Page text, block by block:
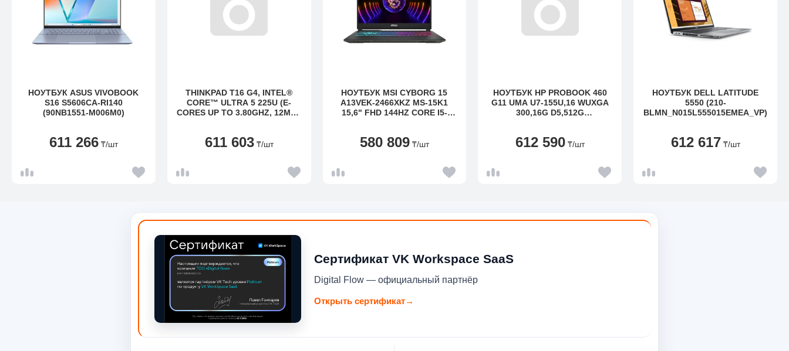
НОУТБУК ASUS VIVOBOOK
S16 S5606CA-RI140
(90NB1551-M006M0)
611 266 ₸/шт
THINKPAD T16 G4, INTEL®
CORE™ ULTRA 5 225U (E-
CORES UP TO 3.80GHZ, 12MB),
611 603 ₸/шт
НОУТБУК MSI CYBORG 15
A13VEK-2466XKZ MS-15K1
15,6" FHD 144HZ CORE I5-
580 809 ₸/шт
НОУТБУК HP PROBOOK 460
G11 UMA U7-155U,16 WUXGA
300,16G D5,512G
612 590 ₸/шт
НОУТБУК DELL LATITUDE
5550 (210-
BLMN_N015L555015EMEA_VP)
612 617 ₸/шт
Сертификат VK Workspace SaaS
Digital Flow — официальный партнёр
Открыть сертификат→